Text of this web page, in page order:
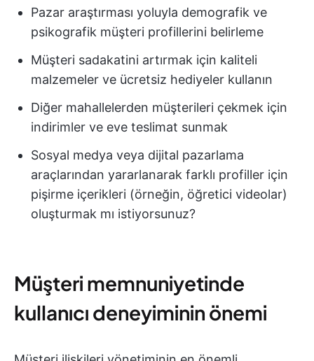
Pazar araştırması yoluyla demografik ve
psikografik müşteri profillerini belirleme
Müşteri sadakatini artırmak için kaliteli
malzemeler ve ücretsiz hediyeler kullanın
Diğer mahallelerden müşterileri çekmek için
indirimler ve eve teslimat sunmak
Sosyal medya veya dijital pazarlama
araçlarından yararlanarak farklı profiller için
pişirme içerikleri (örneğin, öğretici videolar)
oluşturmak mı istiyorsunuz?
Müşteri memnuniyetinde
kullanıcı deneyiminin önemi